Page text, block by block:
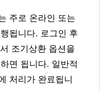
주로 온라인 또는
됩니다. 로그인 후
서 조기상환 옵션을
면 됩니다. 일반적
처리가 완료됩니